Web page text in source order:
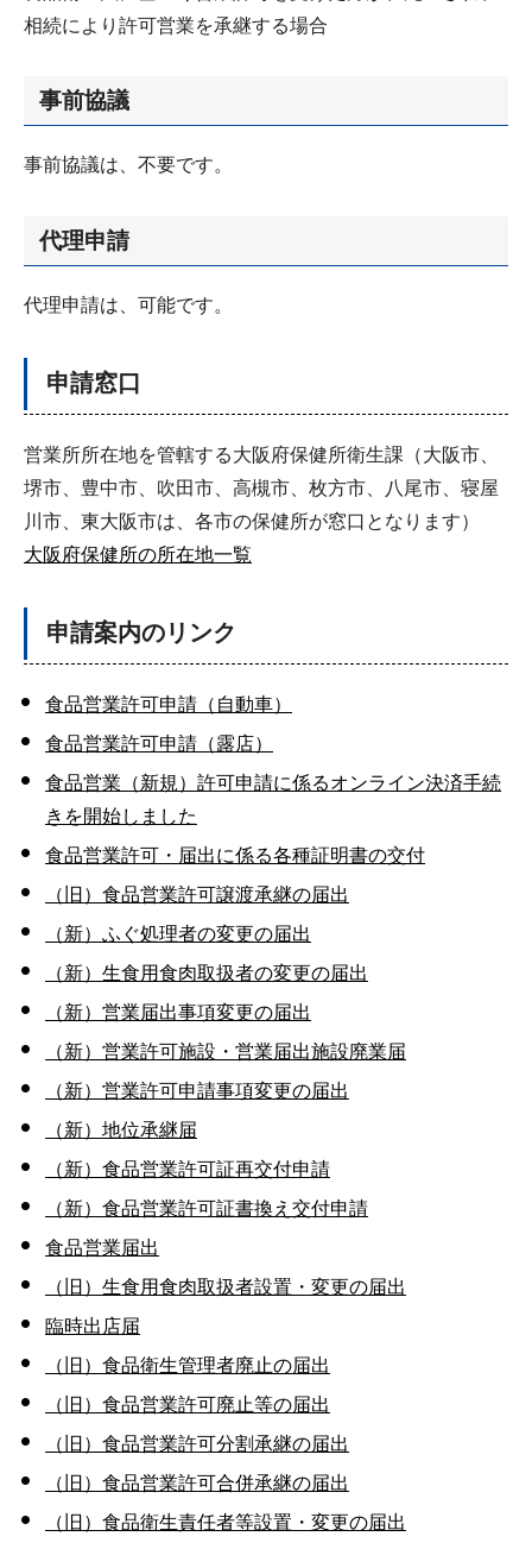
相続により許可営業を承継する場合
事前協議
事前協議は、不要です。
代理申請
代理申請は、可能です。
申請窓口
営業所所在地を管轄する大阪府保健所衛生課（大阪市、
堺市、豊中市、吹田市、高槻市、枚方市、八尾市、寝屋
川市、東大阪市は、各市の保健所が窓口となります）
大阪府保健所の所在地一覧
申請案内のリンク
食品営業許可申請（自動車）
食品営業許可申請（露店）
食品営業（新規）許可申請に係るオンライン決済手続
きを開始しました
食品営業許可・届出に係る各種証明書の交付
（旧）食品営業許可譲渡承継の届出
（新）ふぐ処理者の変更の届出
（新）生食用食肉取扱者の変更の届出
（新）営業届出事項変更の届出
（新）営業許可施設・営業届出施設廃業届
（新）営業許可申請事項変更の届出
（新）地位承継届
（新）食品営業許可証再交付申請
（新）食品営業許可証書換え交付申請
食品営業届出
（旧）生食用食肉取扱者設置・変更の届出
臨時出店届
（旧）食品衛生管理者廃止の届出
（旧）食品営業許可廃止等の届出
（旧）食品営業許可分割承継の届出
（旧）食品営業許可合併承継の届出
（旧）食品衛生責任者等設置・変更の届出